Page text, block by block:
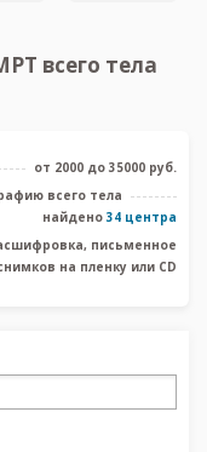
всего тела
от 2000 до 35000 руб.
всего тела
найдено34 центра
письменное
на пленку или CD